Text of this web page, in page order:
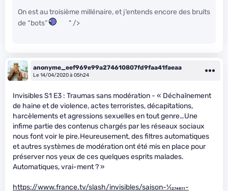
On est au troisième millénaire, et j’entends encore des bruits
de “bots”
" />
anonyme_eef969e99a274610807fd9faa41faeaa
Le 14/04/2020 à 05h24
Invisibles S1 E3 : Traumas sans modération - « Déchaînement
de haine et de violence, actes terroristes, décapitations,
harcèlements et agressions sexuelles en tout genre…Une
infime partie des contenus chargés par les réseaux sociaux
nous font voir le pire.Heureusement, des filtres automatiques
et autres systèmes de modération ont été mis en place pour
préserver nos yeux de ces quelques esprits malades.
Automatiques, vrai-ment ? »
https://www.france.tv/slash/invisibles/saison-1⁄1274811-